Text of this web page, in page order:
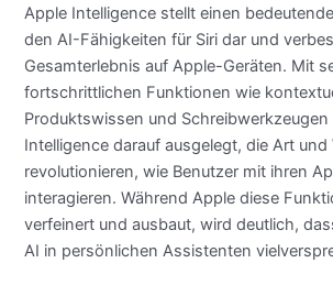
Apple Intelligence stellt einen
den AI-Fähigkeiten für Siri dar und
Gesamterlebnis auf Apple-Geräten. Mit
fortschrittlichen Funktionen wie
Produktswissen und
Intelligence darauf ausgelegt, die Art und
revolutionieren, wie Benutzer mit ihren
interagieren. Während Apple diese
verfeinert und ausbaut, wird deutlich,
AI in persönlichen Assistenten